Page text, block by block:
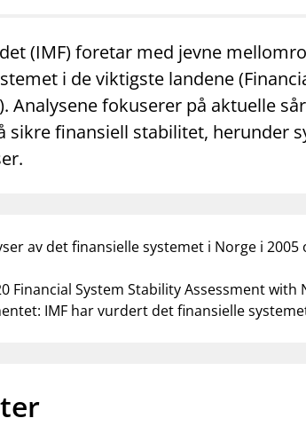
(IMF) foretar med jevne
i de viktigste landene
Analysene fokuserer på aktuelle
sikre finansiell stabilitet, herunder
av det finansielle systemet i Norge i 2005
Financial System Stability Assessment with
IMF har vurdert det finansielle